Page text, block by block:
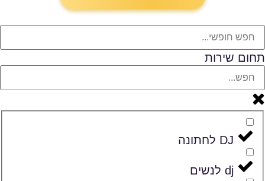
תחום שירות
DJ לחתונה
dj לנשים